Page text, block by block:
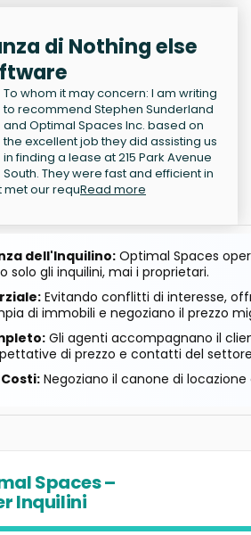
di Nothing else
To whom it may concern: I am writing
to recommend Stephen Sunderland
and Optimal Spaces Inc. based on
the excellent job they did assisting us
in finding a lease at 215 Park Avenue
South. They were fast and efficient in
our requRead more
dell'Inquilino: Optimal Spaces
solo gli inquilini, mai i proprietari.
Evitando conflitti di interesse,
di immobili e negoziano il prezzo
Gli agenti accompagnano il
di prezzo e contatti del
Negoziano il canone di
Spaces –
Inquilini